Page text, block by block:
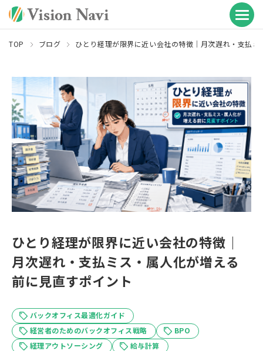
TOP ブログ ひとり経理が限界に近い会社の特徴｜月次遅れ・支払
ひとり経理が限界に近い会社の特徴｜
月次遅れ・支払ミス・属人化が増える
前に見直すポイント
バックオフィス最適化ガイド
経営者のためのバックオフィス戦略
BPO
経理アウトソーシング
給与計算